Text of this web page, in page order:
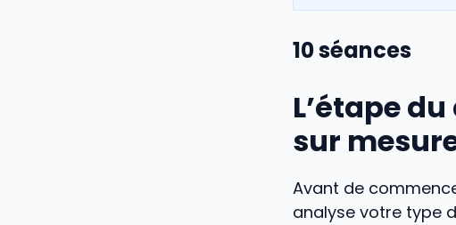
10séances
L’étape
sur
Avant de
analyse votre type